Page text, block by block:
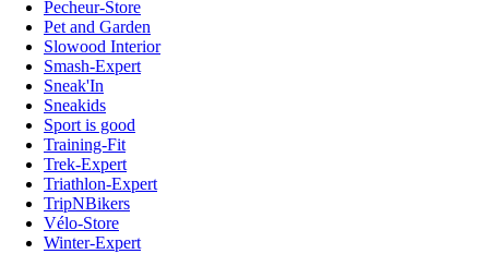
Pecheur-Store
Pet and Garden
Slowood Interior
Smash-Expert
Sneak'In
Sneakids
Sport is good
Training-Fit
Trek-Expert
Triathlon-Expert
TripNBikers
Vélo-Store
Winter-Expert